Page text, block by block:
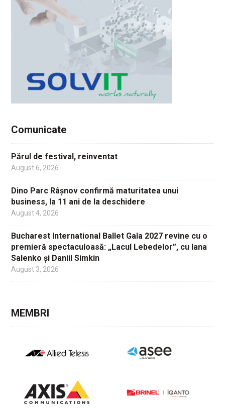
Comunicate
Părul de festival, reinventat
August 6, 2026
Dino Parc Râșnov confirmă maturitatea unui
business, la 11 ani de la deschidere
August 4, 2026
Bucharest International Ballet Gala 2027 revine cu o
premieră spectaculoasă: „Lacul Lebedelor”, cu Iana
Salenko și Daniil Simkin
August 3, 2026
MEMBRI